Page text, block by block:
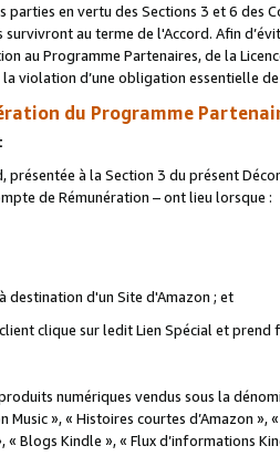
en vertu des Sections 3 et 6 des
survivront au terme de l'Accord. Afin
au Programme Partenaires, de la
violation d’une obligation essentielle
du Programme
à la Section 3 du présent
de Rémunération – ont lieu lorsque :
destination d'un Site d'Amazon ; et
clique sur ledit Lien Spécial et
numériques vendus sous la
», « Histoires courtes d’Amazon »,
Blogs Kindle », « Flux d’informations